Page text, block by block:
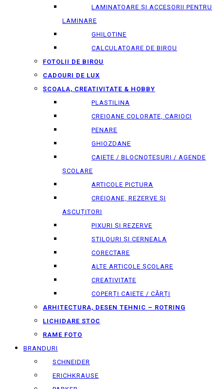
LAMINATOARE ȘI ACCESORII PENTRU
LAMINARE
GHILOTINE
CALCULATOARE DE BIROU
FOTOLII DE BIROU
CADOURI DE LUX
ȘCOALA, CREATIVITATE & HOBBY
PLASTILINA
CREIOANE COLORATE, CARIOCI
PENARE
GHIOZDANE
CAIETE / BLOCNOTESURI / AGENDE
ȘCOLARE
ARTICOLE PICTURA
CREIOANE, REZERVE ȘI
ASCUȚITORI
PIXURI ȘI REZERVE
STILOURI ȘI CERNEALA
CORECTARE
ALTE ARTICOLE ȘCOLARE
CREATIVITATE
COPERȚI CAIETE / CĂRȚI
ARHITECTURA, DESEN TEHNIC – ROTRING
LICHIDARE STOC
RAME FOTO
BRANDURI
SCHNEIDER
ERICHKRAUSE